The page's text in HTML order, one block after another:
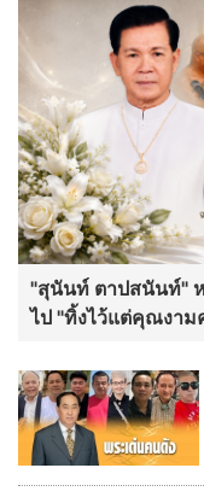
"สุนันท์ ตาปสนันท์"
ไป "ทิ้งไว้แต่คุณงา